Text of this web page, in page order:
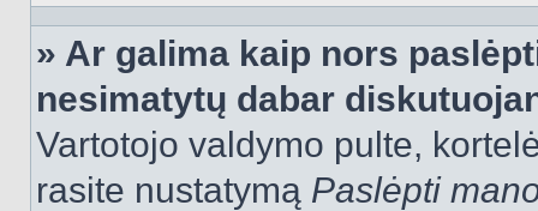
» Ar galima kaip nors
nesimatytų dabar
Vartotojo valdymo pulte,
rasite nustatymą Paslėpti